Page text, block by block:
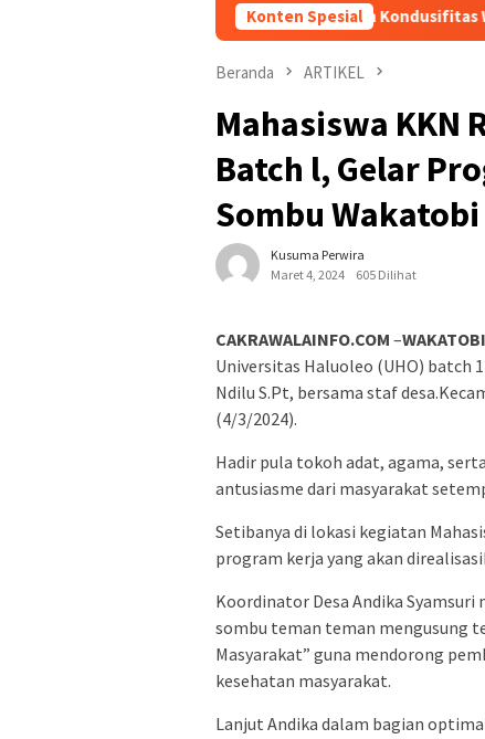
Konten Spesial
Ciptakan Kondusifitas Wilayah,
Beranda ARTIKEL
Mahasiswa KKN
Batch l, Gelar
Sombu Wakatobi
Kusuma Perwira
Maret 4, 2024
605 Dilihat
CAKRAWALAINFO.COM –WAKATOBI
Universitas Haluoleo (UHO) batch
Ndilu S.Pt, bersama staf
(4/3/2024).
Hadir pula tokoh adat, agama,
antusiasme dari masyarakat
Setibanya di lokasi kegiatan
program kerja yang akan
Koordinator Desa Andika Syamsuri
sombu teman teman mengusung
Masyarakat” guna mendorong
kesehatan masyarakat.
Lanjut Andika dalam bagian